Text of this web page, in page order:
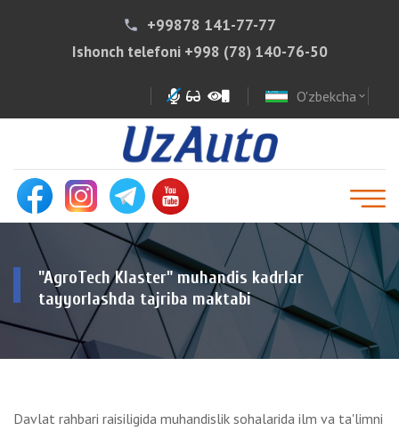
phone
+99878 141-77-77
Ishonch telefoni +998 (78) 140-76-50
O'zbekcha expand_more
"AgroTech Klaster" muhandis kadrlar
tayyorlashda tajriba maktabi
Davlat rahbari raisiligida muhandislik sohalarida ilm va ta'limni